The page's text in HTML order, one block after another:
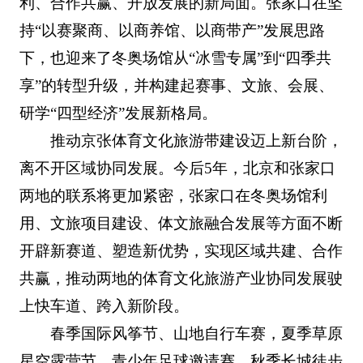
持“以赛聚商、以商养馆、以商带产”发展思路
下，也迎来了冬奥场馆从“冰雪专属”到“四季共
享”的转型升级，并构建起赛事、文旅、会展、
研学“四型经济”发展新格局。
推动京张体育文化旅游带建设迈上新台阶，
离不开区域协同发展。今后5年，北京和张家口
两地的联系将更加紧密，张家口在冬奥场馆利
用、文旅项目建设、体文旅融合发展等方面不断
开辟新赛道、塑造新优势，实现区域共建、合作
共赢，推动两地的体育文化旅游产业协同发展驶
上快车道、跨入新阶段。
春季国际风筝节、山地自行车赛，夏季草原